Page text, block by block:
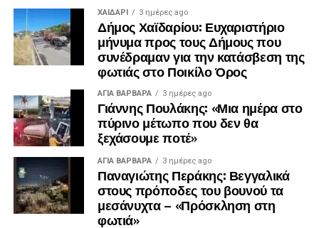
ΧΑΪΔΑΡΙ 3 ημέρες ago
Δήμος Χαϊδαρίου: Ευχαριστήριο
μήνυμα προς τους Δήμους που
συνέδραμαν για την κατάσβεση της
φωτιάς στο Ποικίλο Όρος
ΑΓΙΑ ΒΑΡΒΑΡΑ 3 ημέρες ago
Γιάννης Πουλάκης: «Μια ημέρα στο
πύρινο μέτωπο που δεν θα
ξεχάσουμε ποτέ»
ΑΓΙΑ ΒΑΡΒΑΡΑ 3 ημέρες ago
Παναγιώτης Περάκης: Βεγγαλικά
στους πρόποδες του βουνού τα
μεσάνυχτα – «Πρόσκληση στη
φωτιά»